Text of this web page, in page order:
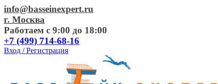
info@basseinexpert.ru
г. Москва
Работаем с 9:00 до 18:00
+7 (499) 714-68-16
Вход / Регистрация